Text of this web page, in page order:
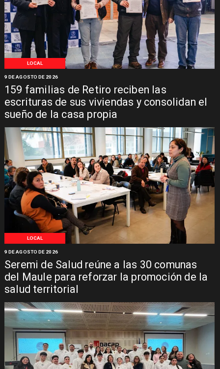
LOCAL
159 familias de Retiro reciben las
escrituras de sus viviendas y consolidan el
sueño de la casa propia
9 DE AGOSTO DE 2026
LOCAL
Seremi de Salud reúne a las 30 comunas
del Maule para reforzar la promoción de la
salud territorial
9 DE AGOSTO DE 2026